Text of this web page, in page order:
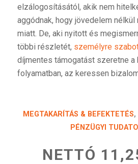
elzálogosításától, akik nem
aggódnak, hogy jövedelem nélkül
miatt. De, aki nyitott és
többi részletét, személyre
díjmentes támogatást szeretne
folyamatban, az keressen
MEGTAKARÍTÁS & BEFEKTETÉS,
PÉNZÜGYI
NETTÓ